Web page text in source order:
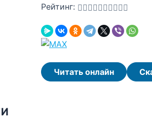
Рейтинг:
Читать онлайн